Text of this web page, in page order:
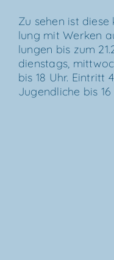
Zu sehen ist
lung mit Wer­ken
lun­gen bis zum
diens­tags,
bis 18 Uhr. Ein­tritt
Jugend­li­che bis